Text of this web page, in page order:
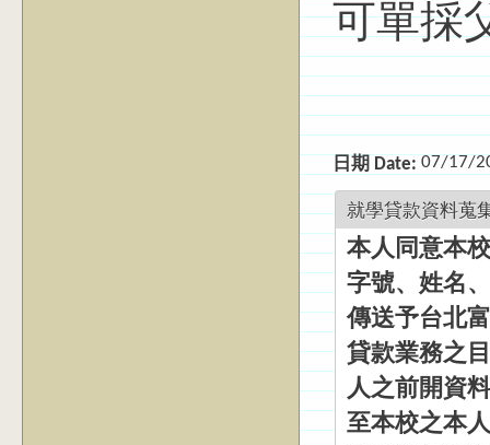
可單採
日期 Date: 07/17/
就學貸款資料蒐
本人同意本
字號、姓名
傳送予台北
貸款業務之
人之前開資
至本校之本